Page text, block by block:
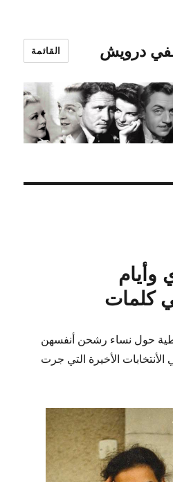
درويش القائمة
وأيام
كلمات
حول نساء رشحن أنفسهن
الأخيرة التي جرت